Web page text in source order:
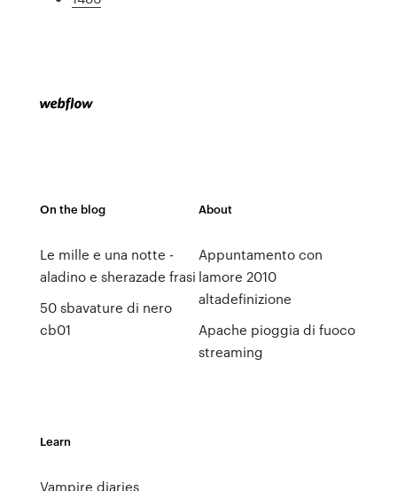
On the blog
Le mille e una notte -
aladino e sherazade frasi
50 sbavature di nero
cb01
About
Appuntamento con
lamore 2010
altadefinizione
Apache pioggia di fuoco
streaming
Learn
Vampire diaries